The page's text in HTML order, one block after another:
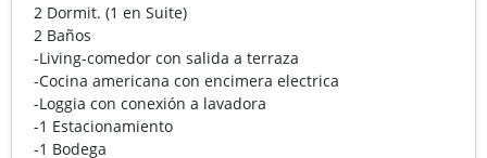
2 Dormit. (1 en Suite)
2 Baños
-Living-comedor con salida a terraza
-Cocina americana con encimera electrica
-Loggia con conexión a lavadora
-1 Estacionamiento
-1 Bodega